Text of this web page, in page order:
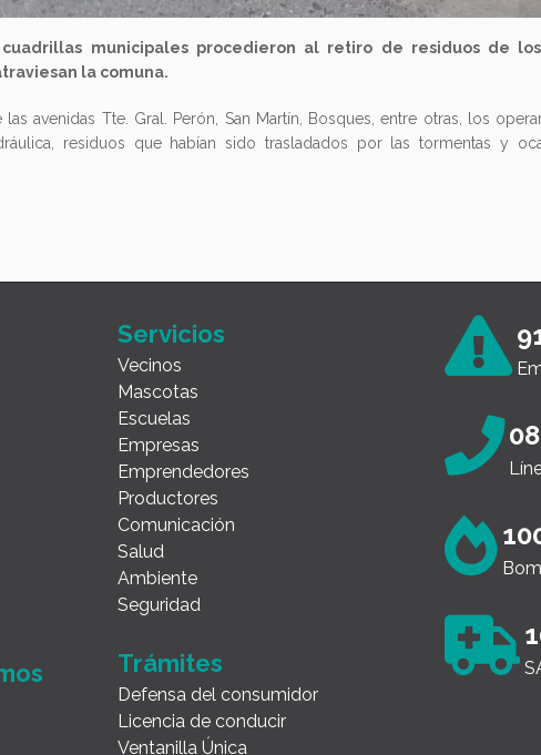
municipales procedieron al retiro de residuos de
la comuna.
avenidas Tte. Gral. Perón, San Martín, Bosques, entre otras, los
residuos que habían sido trasladados por las tormentas y
Servicios
Vecinos
Mascotas
Escuelas
Empresas
Emprendedores
Productores
Comunicación
Salud
Ambiente
Seguridad
Trámites
Defensa del consumidor
Licencia de conducir
Ventanilla Única